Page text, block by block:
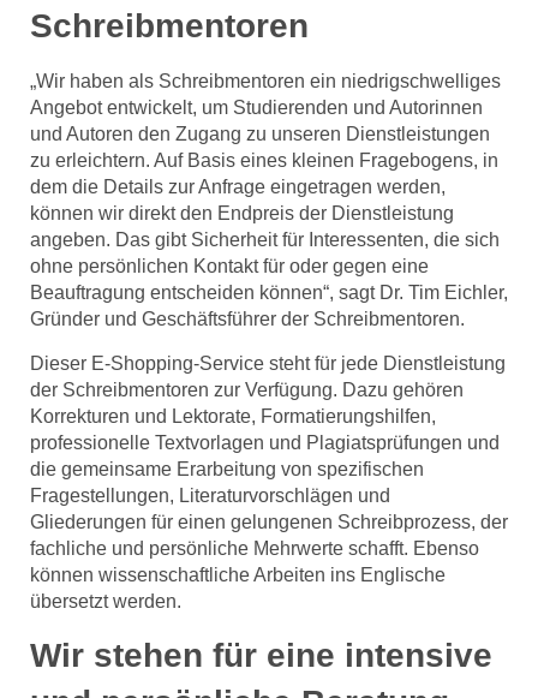
Schreibmentoren
„Wir haben als Schreibmentoren ein niedrigschwelliges
Angebot entwickelt, um Studierenden und Autorinnen
und Autoren den Zugang zu unseren Dienstleistungen
zu erleichtern. Auf Basis eines kleinen Fragebogens, in
dem die Details zur Anfrage eingetragen werden,
können wir direkt den Endpreis der Dienstleistung
angeben. Das gibt Sicherheit für Interessenten, die sich
ohne persönlichen Kontakt für oder gegen eine
Beauftragung entscheiden können“, sagt Dr. Tim Eichler,
Gründer und Geschäftsführer der Schreibmentoren.
Dieser E-Shopping-Service steht für jede Dienstleistung
der Schreibmentoren zur Verfügung. Dazu gehören
Korrekturen und Lektorate, Formatierungshilfen,
professionelle Textvorlagen und Plagiatsprüfungen und
die gemeinsame Erarbeitung von spezifischen
Fragestellungen, Literaturvorschlägen und
Gliederungen für einen gelungenen Schreibprozess, der
fachliche und persönliche Mehrwerte schafft. Ebenso
können wissenschaftliche Arbeiten ins Englische
übersetzt werden.
Wir stehen für eine intensive